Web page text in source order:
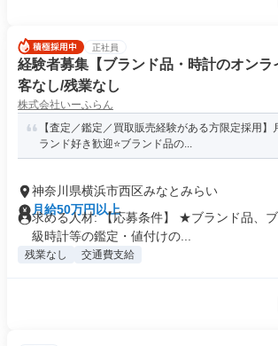
正社員
経験者募集【ブランド品・時計のオンラ
客なし/残業なし
株式会社いーふらん
【査定／鑑定／買取販売経験がある方限定採用】
ランド好き歓迎⭐ブランド品の...
神奈川県横浜市西区みなとみらい
月給50万円以上
求める人材: 【応募条件】 ★ブランド品、
級時計等の鑑定・値付けの...
残業なし 交通費支給